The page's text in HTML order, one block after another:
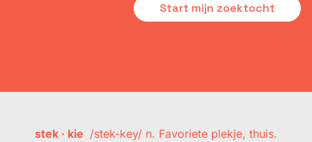
Start mijn zoektocht
stek · kie /stek-key/ n. Favoriete plekje, thuis.